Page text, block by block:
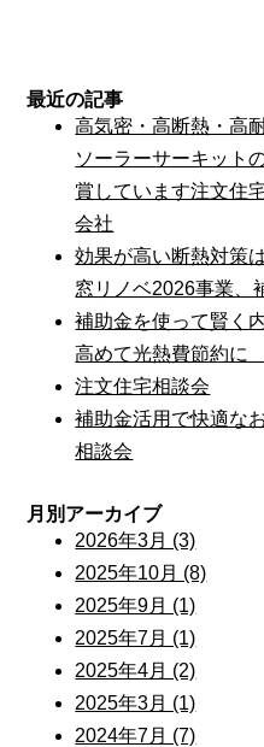
最近の記事
高気密・高断熱・高
ソーラーサーキット
賞しています注文住
会社
効果が高い断熱対策
窓リノベ2026事業、
補助金を使って賢く
高めて光熱費節約に
注文住宅相談会
補助金活用で快適な
相談会
月別アーカイブ
2026年3月 (3)
2025年10月 (8)
2025年9月 (1)
2025年7月 (1)
2025年4月 (2)
2025年3月 (1)
2024年7月 (7)